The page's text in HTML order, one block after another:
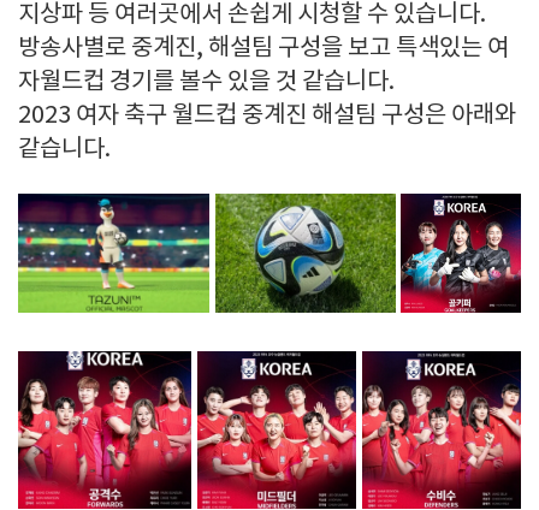
지상파 등 여러곳에서 손쉽게 시청할 수 있습니다.
방송사별로 중계진, 해설팀 구성을 보고 특색있는 여
자월드컵 경기를 볼수 있을 것 같습니다.
2023 여자 축구 월드컵 중계진 해설팀 구성은 아래와
같습니다.